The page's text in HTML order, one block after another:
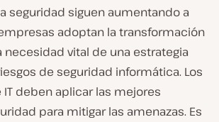
seguridad siguen aumentando a
adoptan la transformación
necesidad vital de una estrategia
de seguridad informática. Los
deben aplicar las mejores
para mitigar las amenazas. Es